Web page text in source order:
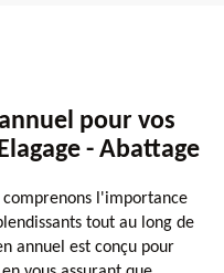
pour vos
- Abattage
comprenons l'importance
tout au long de
annuel est conçu pour